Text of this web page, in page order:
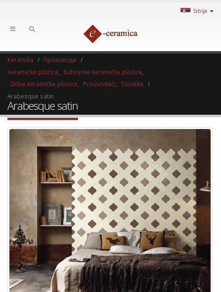
Srbija
Keramika
Производи
Keramičke pločice
Kuhinjske keramičke pločice
Zidne keramičke pločice
Proizvođači
Tonalite
Arabesque satin
Arabesque satin